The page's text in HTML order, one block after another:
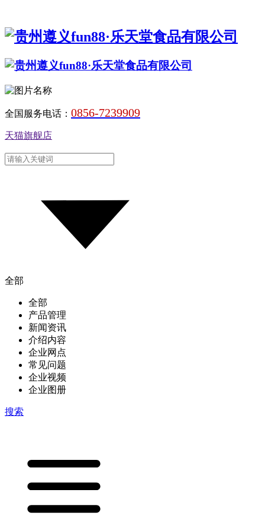
全国服务电话： 0856-7239909
天猫旗舰店
全部
全部
产品管理
新闻资讯
介绍内容
企业网点
常见问题
企业视频
企业图册
搜索